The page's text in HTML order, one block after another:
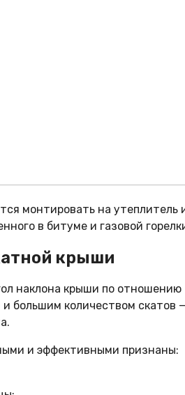
монтировать на
в битуме и газовой
крыши
наклона крыши по
большим количеством скатов
и эффективными признаны: